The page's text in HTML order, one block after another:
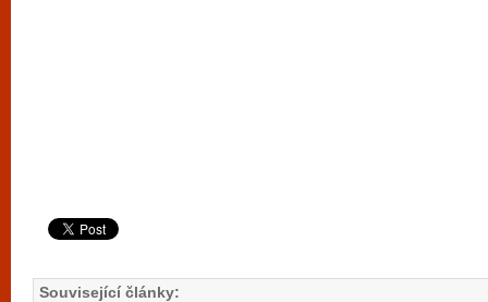
Související články: